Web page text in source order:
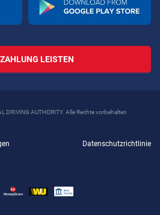
LEISTEN
DRIVING AUTHORITY. Alle Rechte vorbehalten
Datenschutzrichtlinie